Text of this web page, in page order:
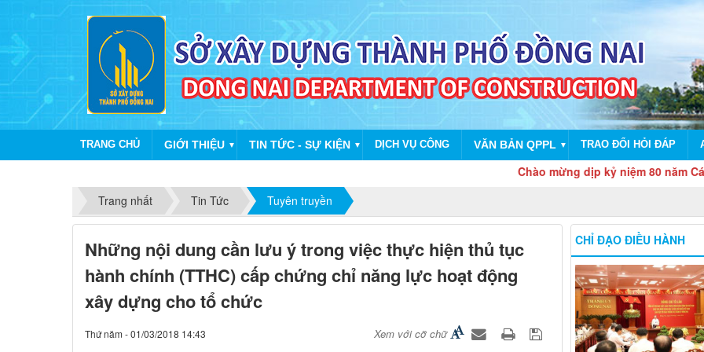
TRANG CHỦ GIỚI THIỆU ▼ TIN TỨC - SỰ KIỆN ▼ DỊCH VỤ CÔNG VĂN BẢN QPPL ▼ TRAO ĐỔI HỎI ĐÁP
Chào mừng dịp kỷ niệm 80 năm Cách
Trang nhất
Tin Tức Tuyên truyền
Những nội dung cần lưu ý trong việc thực hiện thủ tục
hành chính (TTHC) cấp chứng chỉ năng lực hoạt động
xây dựng cho tổ chức
Thứ năm - 01/03/2018 14:43 Xem với cỡ chữ
CHỈ ĐẠO ĐIỀU HÀNH